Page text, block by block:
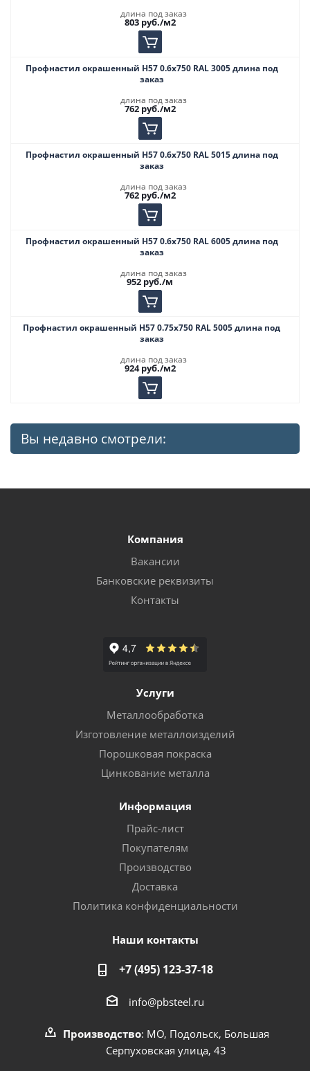
длина под заказ
803руб./м2
Профнастил окрашенный Н57 0.6х750 RAL 3005 длина под
заказ
длина под заказ
762руб./м2
Профнастил окрашенный Н57 0.6х750 RAL 5015 длина под
заказ
длина под заказ
762руб./м2
Профнастил окрашенный Н57 0.6х750 RAL 6005 длина под
заказ
длина под заказ
952 руб./м
Профнастил окрашенный Н57 0.75х750 RAL 5005 длина под
заказ
длина под заказ
924руб./м2
Вы недавно смотрели:
Компания
Вакансии
Банковские реквизиты
Контакты
Услуги
Металлообработка
Изготовление металлоизделий
Порошковая покраска
Цинкование металла
Информация
Прайс-лист
Покупателям
Производство
Доставка
Политика конфиденциальности
Наши контакты
+7 (495) 123-37-18
info@pbsteel.ru
Производство: МО, Подольск, Большая
Серпуховская улица, 43